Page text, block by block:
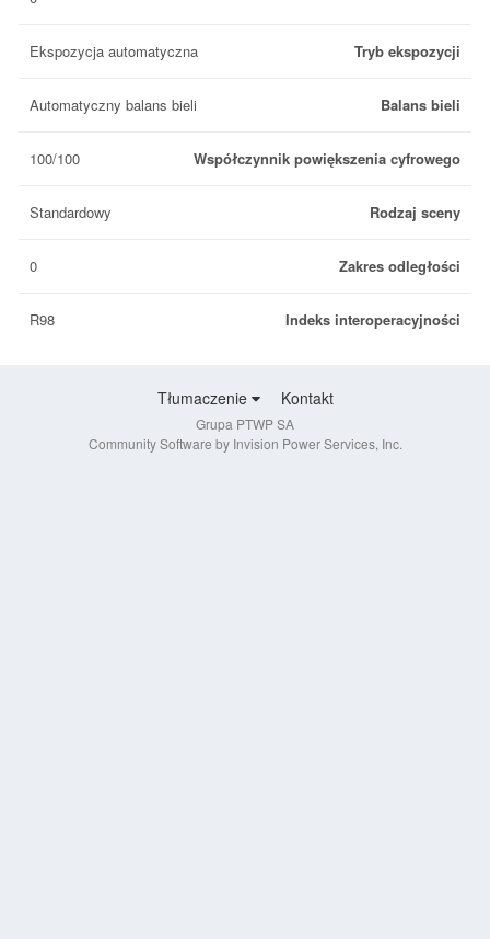
Tryb ekspozycji
Ekspozycja automatyczna
Balans bieli
Automatyczny balans bieli
Współczynnik powiększenia cyfrowego
100/100
Rodzaj sceny
Standardowy
Zakres odległości
0
Indeks interoperacyjności
R98
Tłumaczenie Kontakt
Grupa PTWP SA
Community Software by Invision Power Services, Inc.